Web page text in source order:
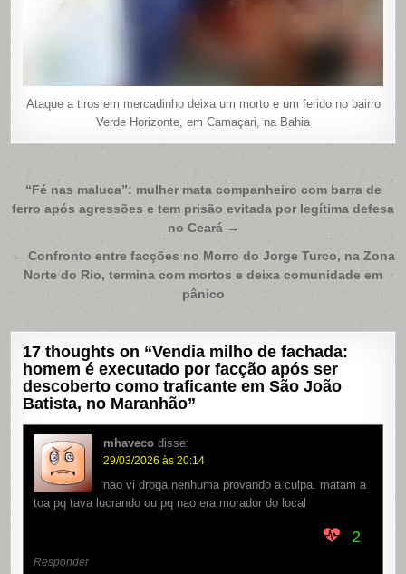
Ataque a tiros em mercadinho deixa um morto e um ferido no bairro
Verde Horizonte, em Camaçari, na Bahia
Navegação
de
“Fé nas maluca”: mulher mata companheiro com barra de
ferro após agressões e tem prisão evitada por legítima defesa
no Ceará →
← Confronto entre facções no Morro do Jorge Turco, na Zona
Norte do Rio, termina com mortos e deixa comunidade em
pânico
17 thoughts on “Vendia milho de fachada:
homem é executado por facção após ser
descoberto como traficante em São João
Batista, no Maranhão”
mhaveco disse:
29/03/2026 às 20:14
nao vi droga nenhuma provando a culpa. matam a
toa pq tava lucrando ou pq nao era morador do local
2
Responder